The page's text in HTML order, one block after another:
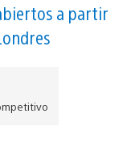
a partir